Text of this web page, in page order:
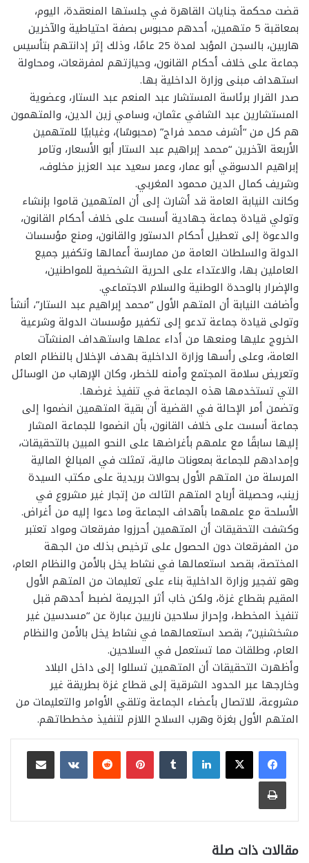
قضت محكمة جنايات القاهرة في جلستها المنعقدة، اليوم،
بمعاقبة 5 متهمين، أحدهم محبوس بصفة احتياطية والآخرين
هاربين، بالسجن المؤبد لمدة 25 عامًا، وذلك إثر إدانتهم بتأسيس
جماعة على خلاف أحكام القانون، وحيازتهم لمفرقعات، ومحاولة
استهداف مبنى وزارة الداخلية بها.
صدر القرار برئاسة المستشار عبد المنعم عبد الستار، وعضوية
المستشارين عبد الشافي عثمان، وسامي زين الدين، والمتهمون
هم كل من “أشرف محمد فراج” (محبوسًا)، وغيابيًا للمتهمين
الأربعة الآخرين “محمد إبراهيم عبد الستار أبو الأسعار، وتامر
إبراهيم الدسوقي أبو عمار، وعمر سعيد عبد العزيز مخلوف،
وشريف كمال الدين محمود المغربي.
وكانت النيابة العامة قد أشارت إلى أن المتهمين قاموا بإنشاء
وتولي قيادة جماعة جهادية أسست على خلاف أحكام القانون،
والدعوة إلى تعطيل أحكام الدستور والقانون، ومنع مؤسسات
الدولة والسلطات العامة من ممارسة أعمالها وتكفير جميع
العاملين بها، والاعتداء على الحرية الشخصية للمواطنين،
والإضرار بالوحدة الوطنية والسلام الاجتماعي.
وأضافت النيابة أن المتهم الأول “محمد إبراهيم عبد الستار”، أنشأ
وتولى قيادة جماعة تدعو إلى تكفير مؤسسات الدولة وشرعية
الخروج عليها ومنعها من أداء عملها واستهداف المنشآت
العامة، وعلى رأسها وزارة الداخلية بهدف الإخلال بالنظام العام
وتعريض سلامة المجتمع وأمنه للخطر، وكان الإرهاب من الوسائل
التي تستخدمها هذه الجماعة في تنفيذ غرضها.
وتضمن أمر الإحالة في القضية أن بقية المتهمين انضموا إلى
جماعة أسست على خلاف القانون، بأن انضموا للجماعة المشار
إليها سابقًا مع علمهم بأغراضها على النحو المبين بالتحقيقات،
وإمدادهم للجماعة بمعونات مالية، تمثلت في المبالغ المالية
المرسلة من المتهم الأول بحوالات بريدية على مكتب السيدة
زينب، وحصيلة أرباح المتهم الثالث من إتجار غير مشروع في
الأسلحة مع علمهما بأهداف الجماعة وما دعوا إليه من أغراض.
وكشفت التحقيقات أن المتهمين أحرزوا مفرقعات ومواد تعتبر
من المفرقعات دون الحصول على ترخيص بذلك من الجهة
المختصة، بقصد استعمالها في نشاط يخل بالأمن والنظام العام،
وهو تفجير وزارة الداخلية بناء على تعليمات من المتهم الأول
المقيم بقطاع غزة، ولكن خاب أثر الجريمة لضبط أحدهم قبل
تنفيذ المخطط، وإحراز سلاحين ناريين عبارة عن “مسدسين غير
مشخشنين”، بقصد استعمالهما في نشاط يخل بالأمن والنظام
العام، وطلقات مما تستعمل في السلاحين.
وأظهرت التحقيقات أن المتهمين تسللوا إلى داخل البلاد
وخارجها عبر الحدود الشرقية إلى قطاع غزة بطريقة غير
مشروعة، للاتصال بأعضاء الجماعة وتلقي الأوامر والتعليمات من
المتهم الأول بغزة وهرب السلاح اللازم لتنفيذ مخططاتهم.
لينكدإن بينتيريست
مشاركة عبر البريد
طباعة
مقالات ذات صلة